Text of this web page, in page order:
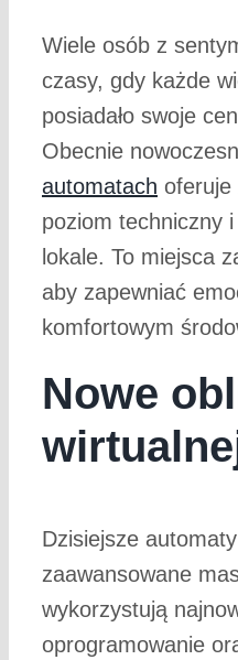
Wiele osób z
czasy, gdy każde
posiadało swoje
Obecnie
automatach oferuje
poziom techniczny
lokale. To miejsca
aby zapewniać
komfortowym
Nowe
Dzisiejsze
zaawansowane
wykorzystują
oprogramowanie